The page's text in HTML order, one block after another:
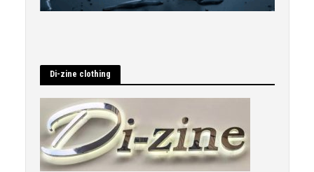
Di-zine clothing